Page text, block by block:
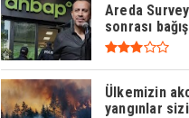
Areda
sonrası
Ülkemizin
yangınlar